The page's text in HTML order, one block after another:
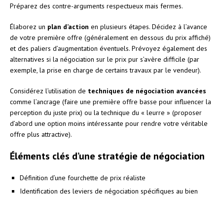
Préparez des contre-arguments respectueux mais fermes.
Élaborez un plan d’action en plusieurs étapes. Décidez à l’avance
de votre première offre (généralement en dessous du prix affiché)
et des paliers d’augmentation éventuels. Prévoyez également des
alternatives si la négociation sur le prix pur s’avère difficile (par
exemple, la prise en charge de certains travaux par le vendeur).
Considérez l’utilisation de techniques de négociation avancées
comme l’ancrage (faire une première offre basse pour influencer la
perception du juste prix) ou la technique du « leurre » (proposer
d’abord une option moins intéressante pour rendre votre véritable
offre plus attractive).
Éléments clés d’une stratégie de négociation
Définition d’une fourchette de prix réaliste
Identification des leviers de négociation spécifiques au bien